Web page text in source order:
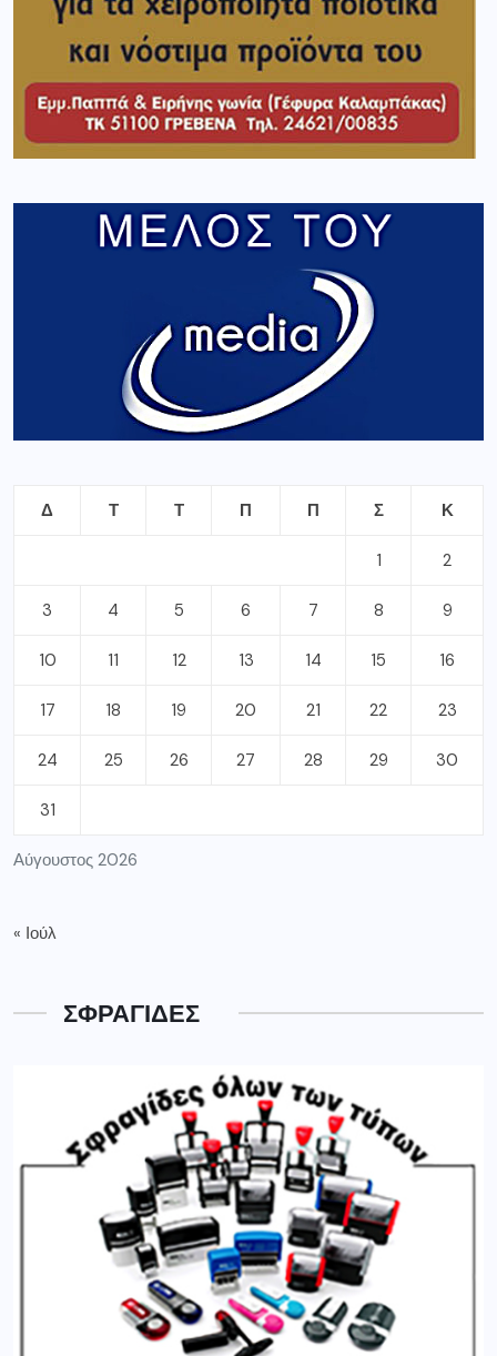
Αύγουστος 2026
Δ Τ Τ Π Π Σ Κ
1 2
3 4 5 6 7 8 9
10 11 12 13 14 15 16
17 18 19 20 21 22 23
24 25 26 27 28 29 30
31
« Ιούλ
ΣΦΡΑΓΙΔΕΣ